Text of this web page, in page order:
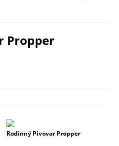
Propper
Rodinný Pivovar Propper